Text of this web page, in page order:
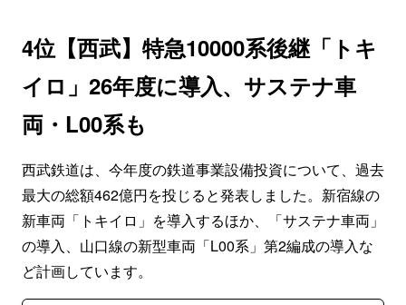
4位【西武】特急10000系後継「トキ
イロ」26年度に導入、サステナ車
両・L00系も
西武鉄道は、今年度の鉄道事業設備投資について、過去
最大の総額462億円を投じると発表しました。新宿線の
新車両「トキイロ」を導入するほか、「サステナ車両」
の導入、山口線の新型車両「L00系」第2編成の導入な
ど計画しています。